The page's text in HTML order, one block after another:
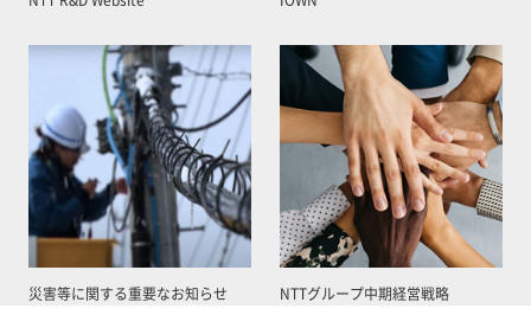
災害等に関する重要なお知らせ NTTグループ中期経営戦略